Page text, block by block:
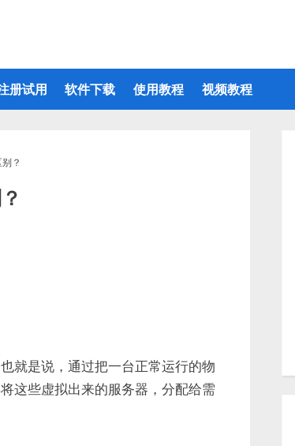
册试用 软件下载 使用教程 视频教程
？
就是说，通过把一台正常运行的物
这些虚拟出来的服务器，分配给需